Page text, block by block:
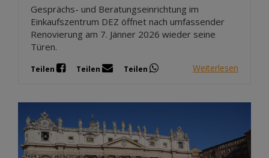
Gesprächs- und Beratungseinrichtung im
Einkaufszentrum DEZ öffnet nach umfassender
Renovierung am 7. Jänner 2026 wieder seine
Türen.
Teilen Teilen Teilen Weiterlesen